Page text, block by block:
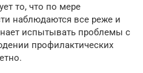
то, что по мере
наблюдаются все реже и
испытывать проблемы с
профилактических